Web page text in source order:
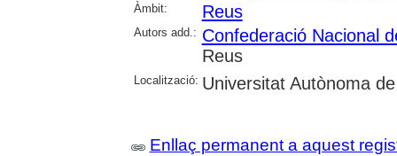
Àmbit:
Reus
Autors add.: Confederació Nacional
Reus
Localització: Universitat Autònoma
Enllaç permanent a aquest